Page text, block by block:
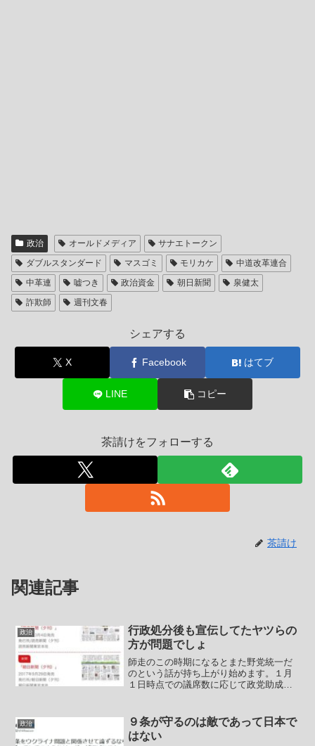
政治 オールドメディア
サナエトークン
ダブルスタンダード
マスゴミ モリカケ
中道改革連合
中革連
嘘つき 政治資金 朝日新聞
泉健太
詐欺師
週刊文春
シェアする
X Facebook はてブ
LINE コピー
茶請けをフォローする
茶請け
関連記事
政治
行政処分後も宣伝してたヤツらの
方が問題でしょ
師走のこの時期になるとまた野党統一だ
のという話が持ち上がり始めます。１月
１日時点での議席数に応じて政党助成金
ん。しかしながら柚木道義や今井雅人な
ど比例ゾンビ常連議員にとっ...
政治
９条が守るのは敵であって日本で
はない